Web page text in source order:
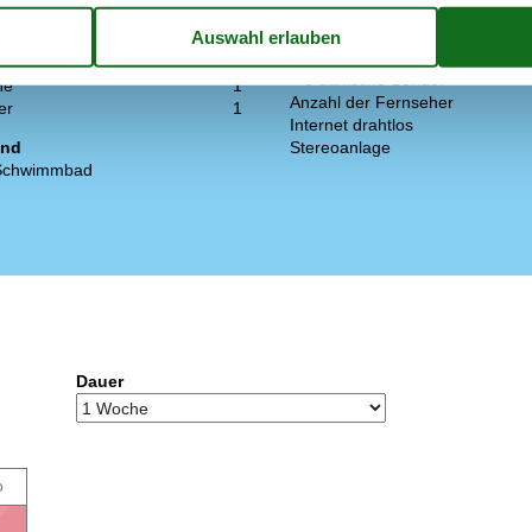
1
1
1
1
Multimedien
> 3 dänische Sender
Anzahl der Fernseher
Internet drahtlos
Stereoanlage
Dauer